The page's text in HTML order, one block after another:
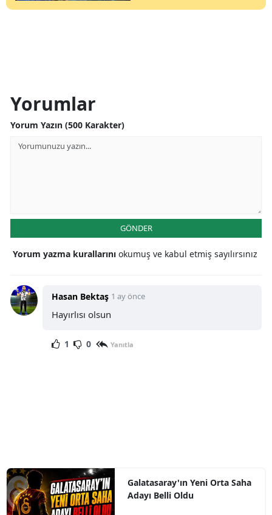
Yorumlar
Yorum Yazın (500 Karakter)
GÖNDER
Yorum yazma kurallarını okumuş ve kabul etmiş sayılırsınız
Hasan Bektaş 1 ay önce
Hayırlısı olsun
1 0 Yanıtla
Galatasaray'ın Yeni Orta Saha
Adayı Belli Oldu